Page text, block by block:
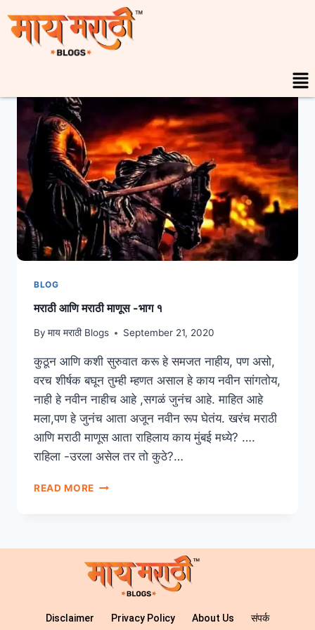
BLOG
मराठी आणि मराठी माणूस -भाग १
By माय मराठी Blogs September 21, 2020
कुठून आणि कशी सुरुवात करू हे समजत नाहीय, पण असो,
वरच शीर्षक बघून तुम्ही म्हणत असाल हे काय नवीन सांगतोय,
नाही हे नवीन नाहीच आहे ,सगळं जुनंच आहे. माहित आहे
मला,पण हे जुनंच आता अजून नवीन रूप घेतंय. खरंच मराठी
आणि मराठी माणूस आता राहिलाय काय मुंबई मध्ये? ….
राहिला -उरला असेल तर तो कुठे?…
READ MORE
Disclaimer Privacy Policy About Us संपर्क